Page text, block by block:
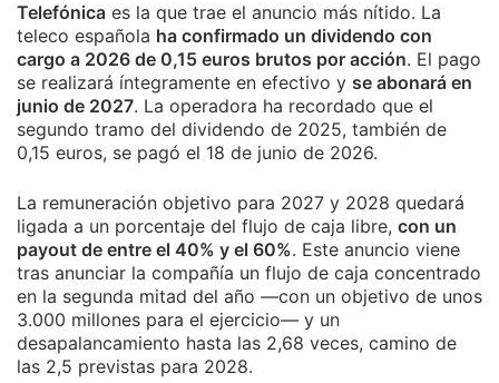
Telefónica es la que trae el anuncio más nítido. La
teleco española ha confirmado un dividendo con
cargo a 2026 de 0,15 euros brutos por acción. El pago
se realizará íntegramente en efectivo y se abonará en
junio de 2027. La operadora ha recordado que el
segundo tramo del dividendo de 2025, también de
0,15 euros, se pagó el 18 de junio de 2026.
La remuneración objetivo para 2027 y 2028 quedará
ligada a un porcentaje del flujo de caja libre, con un
payout de entre el 40% y el 60%. Este anuncio viene
tras anunciar la compañía un flujo de caja concentrado
en la segunda mitad del año —con un objetivo de unos
3.000 millones para el ejercicio— y un
desapalancamiento hasta las 2,68 veces, camino de
las 2,5 previstas para 2028.